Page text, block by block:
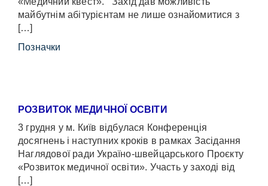
майбутнім абітурієнтам не лише ознайомитися з
[…]
Позначки
РОЗВИТОК МЕДИЧНОЇ ОСВІТИ
3 грудня у м. Київ відбулася Конференція
досягнень і наступних кроків в рамках Засідання
Наглядової ради Україно-швейцарського Проєкту
«Розвиток медичної освіти». Участь у заході від
[…]